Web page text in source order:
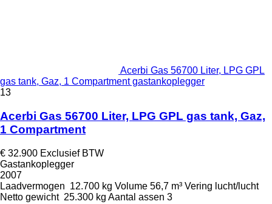
Acerbi Gas 56700 Liter, LPG GPL
gas tank, Gaz, 1 Compartment gastankoplegger
13
Acerbi Gas 56700 Liter, LPG GPL gas tank, Gaz,
1 Compartment
€ 32.900 Exclusief BTW
Gastankoplegger
2007
Laadvermogen 12.700 kg Volume 56,7 m³ Vering lucht/lucht
Netto gewicht 25.300 kg Aantal assen 3